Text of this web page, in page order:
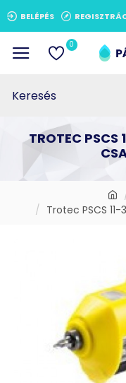
BELÉPÉS
0
Trotec PSCS
TROTEC PSCS